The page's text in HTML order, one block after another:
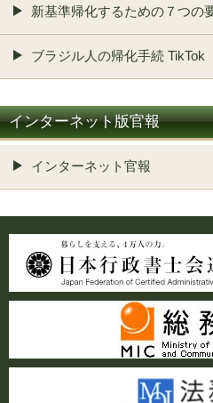
新基準帰化するための７つの
ブラジル人の帰化手続 TikTok
インターネット版官報
インターネット官報